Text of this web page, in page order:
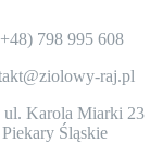
798 995 608
raj.pl
ul. Karola Miarki 23
Śląskie